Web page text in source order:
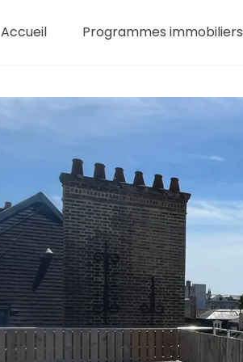
Accueil Programmes immobiliers